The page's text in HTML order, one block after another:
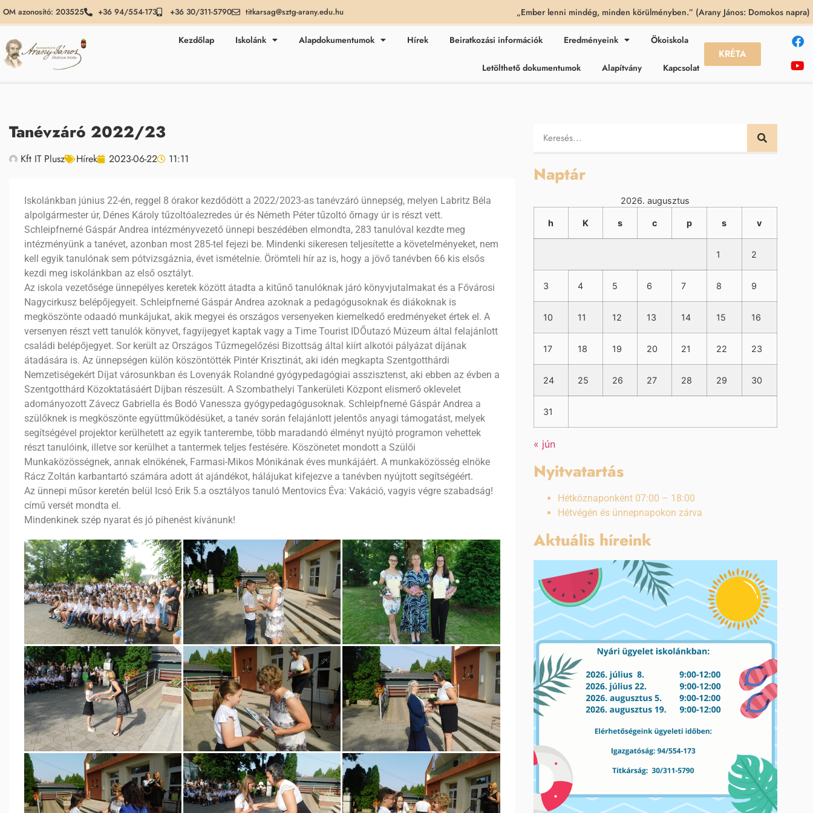
OM azonosító: 203525 +36 94/554-173 +36 30/311-5790 titkarsag@sztg-arany.edu.hu „Ember lenni mindég, minden körülményben.” (Arany János: Domokos napra)
Kezdőlap Iskolánk Alapdokumentumok Hírek Beiratkozási információk Eredményeink Ökoiskola
Letölthető dokumentumok Alapítvány Kapcsolat
KRÉTA
Tanévzáró 2022/23
Kft IT Plusz Hírek 2023-06-22 11:11
Iskolánkban június 22-én, reggel 8 órakor kezdődött a 2022/2023-as tanévzáró ünnepség, melyen Labritz Béla
alpolgármester úr, Dénes Károly tűzoltóalezredes úr és Németh Péter tűzoltó őrnagy úr is részt vett.
Schleipfnerné Gáspár Andrea intézményvezető ünnepi beszédében elmondta, 283 tanulóval kezdte meg
intézményünk a tanévet, azonban most 285-tel fejezi be. Mindenki sikeresen teljesítette a követelményeket, nem
kell egyik tanulónak sem pótvizsgáznia, évet ismételnie. Örömteli hír az is, hogy a jövő tanévben 66 kis elsős
kezdi meg iskolánkban az első osztályt.
Az iskola vezetősége ünnepélyes keretek között átadta a kitűnő tanulóknak járó könyvjutalmakat és a Fővárosi
Nagycirkusz belépőjegyeit. Schleipfnerné Gáspár Andrea azoknak a pedagógusoknak és diákoknak is
megköszönte odaadó munkájukat, akik megyei és országos versenyeken kiemelkedő eredményeket értek el. A
versenyen részt vett tanulók könyvet, fagyijegyet kaptak vagy a Time Tourist IDŐutazó Múzeum által felajánlott
családi belépőjegyet. Sor került az Országos Tűzmegelőzési Bizottság által kiírt alkotói pályázat díjának
átadására is. Az ünnepségen külön köszöntötték Pintér Krisztinát, aki idén megkapta Szentgotthárdi
Nemzetiségekért Díjat városunkban és Lovenyák Rolandné gyógypedagógiai asszisztenst, aki ebben az évben a
Szentgotthárd Közoktatásáért Díjban részesült. A Szombathelyi Tankerületi Központ elismerő oklevelet
adományozott Závecz Gabriella és Bodó Vanessza gyógypedagógusoknak. Schleipfnerné Gáspár Andrea a
szülőknek is megköszönte együttműködésüket, a tanév során felajánlott jelentős anyagi támogatást, melyek
segítségével projektor kerülhetett az egyik tanterembe, több maradandó élményt nyújtó programon vehettek
részt tanulóink, illetve sor kerülhet a tantermek teljes festésére. Köszönetet mondott a Szülői
Munkaközösségnek, annak elnökének, Farmasi-Mikos Mónikának éves munkájáért. A munkaközösség elnöke
Rácz Zoltán karbantartó számára adott át ajándékot, hálájukat kifejezve a tanévben nyújtott segítségéért.
Az ünnepi műsor keretén belül Icsó Erik 5.a osztályos tanuló Mentovics Éva: Vakáció, vagyis végre szabadság!
című versét mondta el.
Mindenkinek szép nyarat és jó pihenést kívánunk!
Naptár
2026. augusztus
h K s c p s v
1 2
3 4 5 6 7 8 9
10 11 12 13 14 15 16
17 18 19 20 21 22 23
24 25 26 27 28 29 30
31
« jún
Nyitvatartás
Hétköznaponként 07:00 – 18:00
Hétvégén és ünnepnapokon zárva
Aktuális híreink